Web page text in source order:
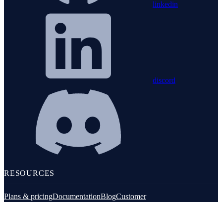
linkedin
discord
RESOURCES
Plans & pricingDocumentationBlogCustomer